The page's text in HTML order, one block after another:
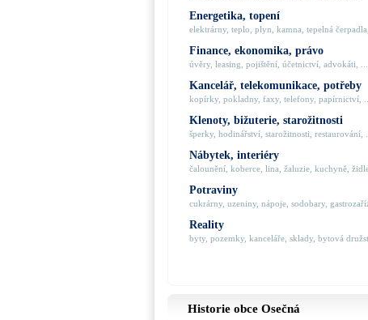
Energetika, topení
elektrárny, teplo, plyn, kamna, tepelná čerpadla,
Finance, ekonomika, právo
úvěry, leasing, pojištění, účetnictví, advokáti, ...
Kancelář, telekomunikace, potřeby
kopírky, pokladny, faxy, telefony, papírnictví, ...
Klenoty, bižuterie, starožitnosti
šperky, hodinářství, starožitnosti, restaurování, ...
Nábytek, interiéry
čalounění, koberce, lina, žaluzie, kuchyně,
Potraviny
cukrárny, uzeniny, nápoje, sodobary,
Reality
byty, pozemky, kanceláře, sklady, bytová
Historie obce Osečná